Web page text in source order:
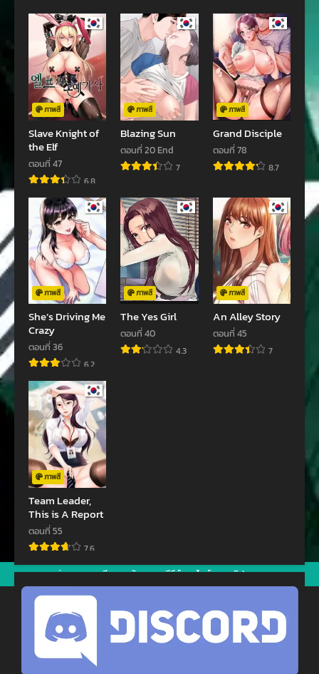
สิงหาคม 10, 2024 กรกฎาคม 15, 2024
ตอนที่ 88
กรกฎาคม 5, 2024
ตอนที่ 87
มิถุนายน 26, 2024
ตอนที่ 86
มิถุนายน 14, 2024
ตอนที่ 85
พฤษภาคม 29, 2024
ตอนที่ 84
พฤษภาคม 18, 2024
ตอนที่ 83
เมษายน 7, 2024
ตอนที่ 82
มีนาคม 25, 2024 มีนาคม 16, 2024
ตอนที่ 80
มีนาคม 16, 2024
ตอนที่ 79
กุมภาพันธ์ 22, 2024
ตอนที่ 78
กุมภาพันธ์ 14, 2024
ตอนที่ 77
กุมภาพันธ์ 1, 2024
ตอนที่ 76
มกราคม 23, 2024
ตอนที่ 75
มกราคม 14, 2024
ตอนที่ 74
มกราคม 4, 2024
ตอนที่ 72
ธันวาคม 16, 2023
ตอนที่ 70
พฤศจิกายน 21, 2023
ตอนที่ 68
ตุลาคม 22, 2023
ตอนที่ 66
ตอนที่ 64
กันยายน 4, 2023
ตอนที่ 63
ตอนที่ 62
สิงหาคม 21, 2023
ตอนที่ 61
ภาพสี
Slave Knight of
the Elf
ตอนที่ 47
6.8
ภาพสี
Blazing Sun
ตอนที่ 20 End
7
ภาพสี
Grand Disciple
ตอนที่ 78
8.7
ภาพสี
She’s Driving Me
Crazy
ตอนที่ 36
6.2
ภาพสี
The Yes Girl
ตอนที่ 40
4.3
ภาพสี
An Alley Story
ตอนที่ 45
7
ภาพสี
Team Leader,
This is A Report
ตอนที่ 55
7.6
jav xxxจีน มังงะ ซีรีย์ออนไลน์ คลิปหลุด